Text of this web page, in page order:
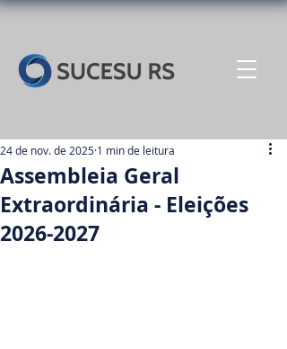
Assembleia Geral
Extraordinária - Eleições
2026-2027
24 de nov. de 2025 1 min de leitura